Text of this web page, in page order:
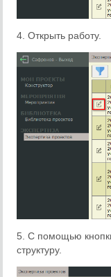
4. Открыть работу.
5. С помощью
структуру.